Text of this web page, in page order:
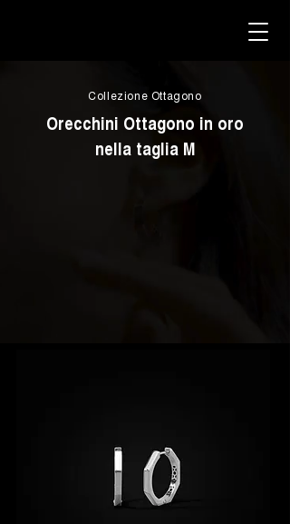
Collezione Ottagono
Orecchini Ottagono in oro
nella taglia M